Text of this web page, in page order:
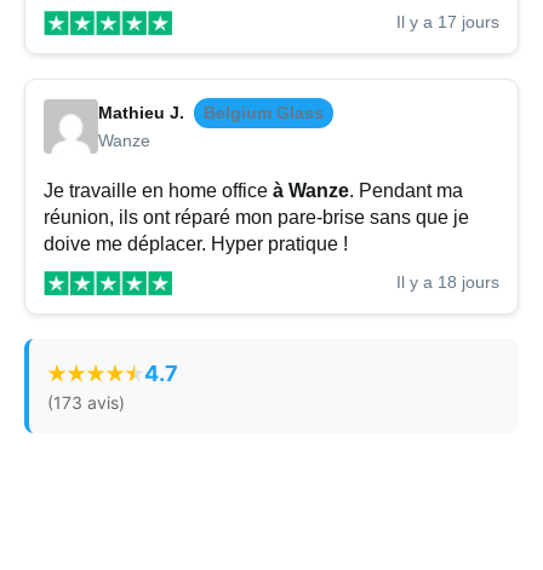
Il y a 17 jours
Mathieu J.
Belgium Glass
Wanze
Je travaille en home office à Wanze. Pendant ma
réunion, ils ont réparé mon pare-brise sans que je
doive me déplacer. Hyper pratique !
Il y a 18 jours
4.7
(173 avis)